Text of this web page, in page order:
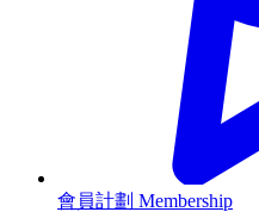
會員計劃 Membership